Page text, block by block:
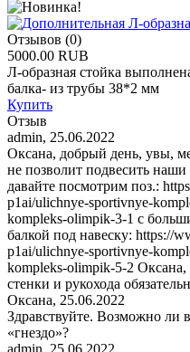
Отзывов (0)
5000.00 RUB
Л-образная стойка
балка- из трубы 38*2 мм
Купить
Отзыв
admin, 25.06.2022
Оксана, добрый день, увы,
не позволит подвесить
давайте посмотрим поз.:
p1ai/ulichnye-sportivnye-
kompleks-olimpik-3-1 с
балкой под навеску: https://
p1ai/ulichnye-sportivnye-
kompleks-olimpik-5-2
стенки и рукохода
Оксана, 25.06.2022
Здравствуйте. Возможно ли
«гнездо»?
admin 25.06.2022